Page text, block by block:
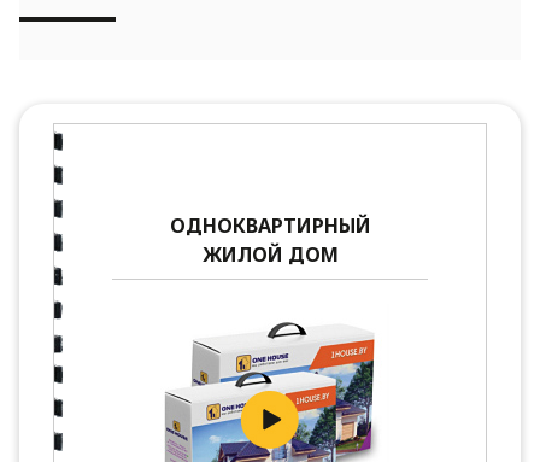
ОДНОКВАРТИРНЫЙ
ЖИЛОЙ ДОМ